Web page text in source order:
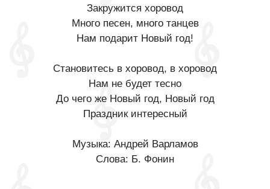
Закружится хоровод
Много песен, много танцев
Нам подарит Новый год!
Становитесь в хоровод, в хоровод
Нам не будет тесно
До чего же Новый год, Новый год
Праздник интересный
Музыка: Андрей Варламов
Слова: Б. Фонин